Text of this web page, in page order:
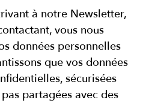
à notre Newsletter,
vous nous
données personnelles
que vos données
sécurisées
partagées avec des